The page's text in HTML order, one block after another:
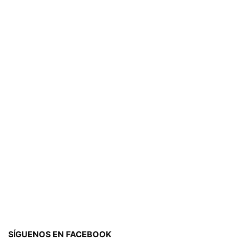
SÍGUENOS EN FACEBOOK